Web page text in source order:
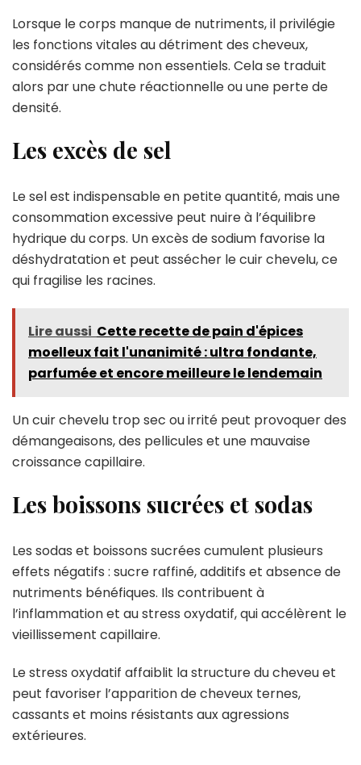
Lorsque le corps manque de nutriments, il privilégie
les fonctions vitales au détriment des cheveux,
considérés comme non essentiels. Cela se traduit
alors par une chute réactionnelle ou une perte de
densité.
Les excès de sel
Le sel est indispensable en petite quantité, mais une
consommation excessive peut nuire à l’équilibre
hydrique du corps. Un excès de sodium favorise la
déshydratation et peut assécher le cuir chevelu, ce
qui fragilise les racines.
Lire aussi Cette recette de pain d'épices
moelleux fait l'unanimité : ultra fondante,
parfumée et encore meilleure le lendemain
Un cuir chevelu trop sec ou irrité peut provoquer des
démangeaisons, des pellicules et une mauvaise
croissance capillaire.
Les boissons sucrées et sodas
Les sodas et boissons sucrées cumulent plusieurs
effets négatifs : sucre raffiné, additifs et absence de
nutriments bénéfiques. Ils contribuent à
l’inflammation et au stress oxydatif, qui accélèrent le
vieillissement capillaire.
Le stress oxydatif affaiblit la structure du cheveu et
peut favoriser l’apparition de cheveux ternes,
cassants et moins résistants aux agressions
extérieures.